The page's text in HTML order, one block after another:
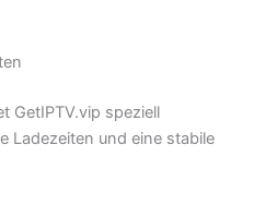
GetIPTV.vip speziell
Ladezeiten und eine stabile